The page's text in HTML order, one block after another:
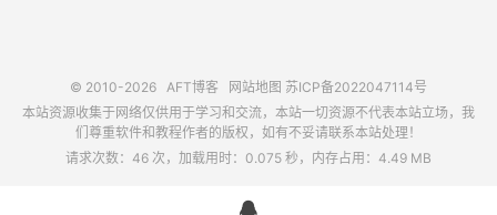
© 2010-2026 AFT博客 网站地图 苏ICP备2022047114号
本站资源收集于网络仅供用于学习和交流，本站一切资源不代表本站立场，我
们尊重软件和教程作者的版权，如有不妥请联系本站处理！
请求次数：46 次，加载用时：0.075 秒，内存占用：4.49 MB
